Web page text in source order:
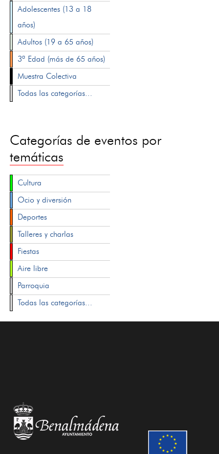
Adolescentes (13 a 18
años)
Adultos (19 a 65 años)
3ª Edad (más de 65 años)
Muestra Colectiva
Todas las categorías...
Categorías de eventos por
temáticas
Cultura
Ocio y diversión
Deportes
Talleres y charlas
Fiestas
Aire libre
Parroquia
Todas las categorías...